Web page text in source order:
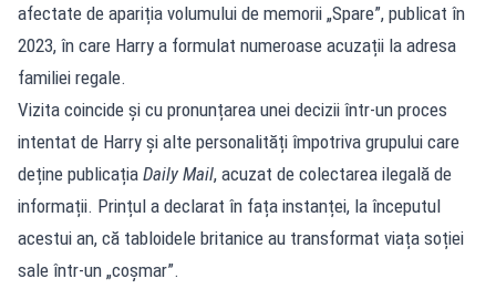
afectate de apariția volumului de memorii „Spare”, publicat în
2023, în care Harry a formulat numeroase acuzații la adresa
familiei regale.
Vizita coincide și cu pronunțarea unei decizii într-un proces
intentat de Harry și alte personalități împotriva grupului care
deține publicația Daily Mail, acuzat de colectarea ilegală de
informații. Prințul a declarat în fața instanței, la începutul
acestui an, că tabloidele britanice au transformat viața soției
sale într-un „coșmar”.